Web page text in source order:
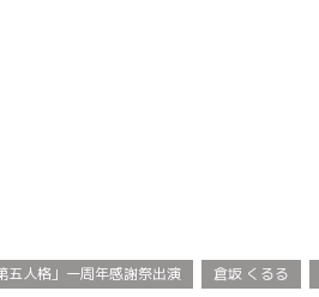
人格」一周年感謝祭出演 倉坂 くるる